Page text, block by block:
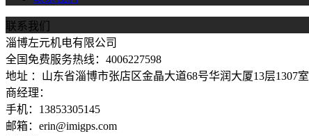
联系我们
淄博左元机电有限公司
全国免费服务热线：4006227598
地址 ：山东省淄博市张店区金晶大道68号华润大厦13层1307室
商经理：
手机：13853305145
邮箱：erin@imigps.com